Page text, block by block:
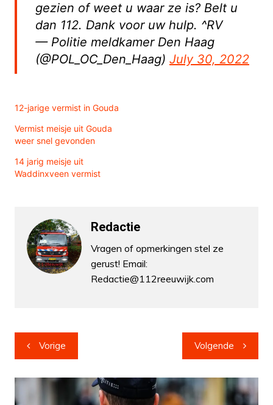
gezien of weet u waar ze is? Belt u
dan 112. Dank voor uw hulp. ^RV
— Politie meldkamer Den Haag
(@POL_OC_Den_Haag) July 30, 2022
12-jarige vermist in Gouda
Vermist meisje uit Gouda
weer snel gevonden
14 jarig meisje uit
Waddinxveen vermist
Redactie
Vragen of opmerkingen stel ze
gerust! Email:
Redactie@112reeuwijk.com
Bericht
navigatie
Vorige Volgende